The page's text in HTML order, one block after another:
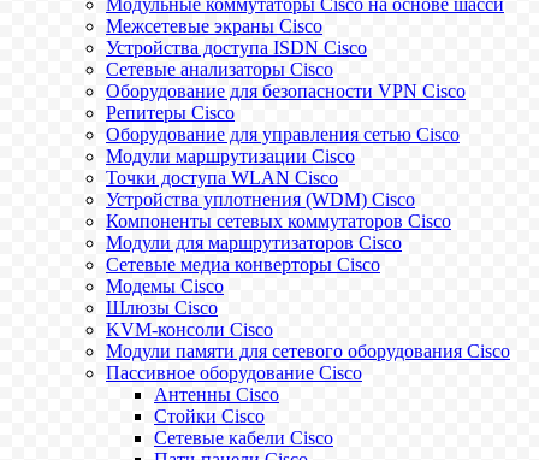
Модульные коммутаторы Cisco на основе шасси
Межсетевые экраны Cisco
Устройства доступа ISDN Cisco
Сетевые анализаторы Cisco
Оборудование для безопасности VPN Cisco
Репитеры Cisco
Оборудование для управления сетью Cisco
Модули маршрутизации Cisco
Точки доступа WLAN Cisco
Устройства уплотнения (WDM) Cisco
Компоненты сетевых коммутаторов Cisco
Модули для маршрутизаторов Cisco
Сетевые медиа конверторы Cisco
Модемы Cisco
Шлюзы Cisco
KVM-консоли Cisco
Модули памяти для сетевого оборудования Cisco
Пассивное оборудование Cisco
Антенны Cisco
Стойки Cisco
Сетевые кабели Cisco